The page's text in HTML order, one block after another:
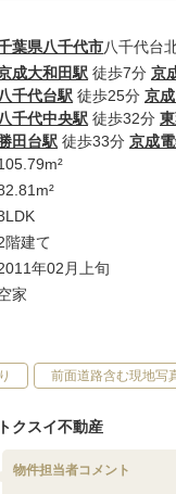
葉県八千代市八千代台
成大和田駅 徒歩7分 京
八千代台駅 徒歩25分 京
八千代中央駅 徒歩32分
田台駅 徒歩33分 京成
階建て
年02月上旬
家
前面道路含む現地写
クスイ不動産
物件担当者コメント